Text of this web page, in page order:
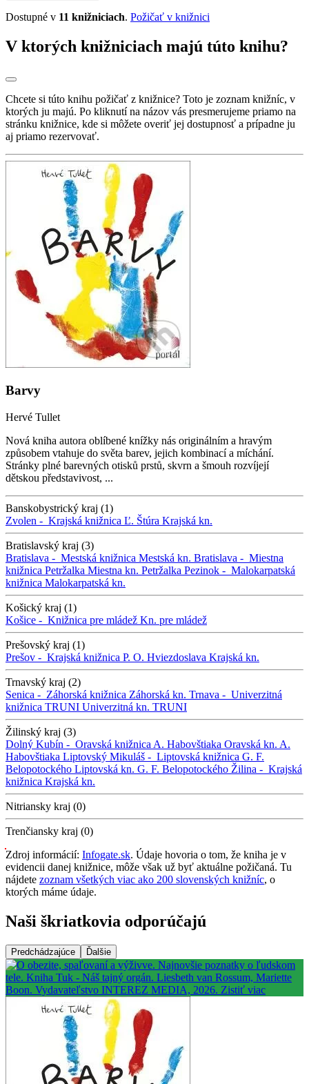
Dostupné v 11 knižniciach. Požičať v knižnici
V ktorých knižniciach majú túto knihu?
Chcete si túto knihu požičať z knižnice? Toto je zoznam knižníc, v
ktorých ju majú. Po kliknutí na názov vás presmerujeme priamo na
stránku knižnice, kde si môžete overiť jej dostupnosť a prípadne ju
aj priamo rezervovať.
Barvy
Hervé Tullet
Nová kniha autora oblíbené knížky nás originálním a hravým
způsobem vtahuje do světa barev, jejich kombinací a míchání.
Stránky plné barevných otisků prstů, skvrn a šmouh rozvíjejí
dětskou představivost, ...
Banskobystrický kraj (1)
Zvolen - Krajská knižnica Ľ. Štúra Krajská kn.
Bratislavský kraj (3)
Bratislava - Mestská knižnica Mestská kn. Bratislava - Miestna
knižnica Petržalka Miestna kn. Petržalka Pezinok - Malokarpatská
knižnica Malokarpatská kn.
Košický kraj (1)
Košice - Knižnica pre mládež Kn. pre mládež
Prešovský kraj (1)
Prešov - Krajská knižnica P. O. Hviezdoslava Krajská kn.
Trnavský kraj (2)
Senica - Záhorská knižnica Záhorská kn. Trnava - Univerzitná
knižnica TRUNI Univerzitná kn. TRUNI
Žilinský kraj (3)
Dolný Kubín - Oravská knižnica A. Habovštiaka Oravská kn. A.
Habovštiaka Liptovský Mikuláš - Liptovská knižnica G. F.
Belopotockého Liptovská kn. G. F. Belopotockého Žilina - Krajská
knižnica Krajská kn.
Nitriansky kraj (0)
Trenčiansky kraj (0)
Zdroj informácií: Infogate.sk. Údaje hovoria o tom, že kniha je v
evidencii danej knižnice, môže však už byť aktuálne požičaná. Tu
nájdete zoznam všetkých viac ako 200 slovenských knižníc, o
ktorých máme údaje.
Naši škriatkovia odporúčajú
Predchádzajúce Ďalšie